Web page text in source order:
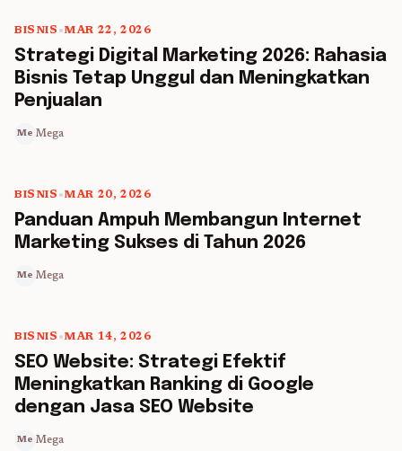
5 min read
BISNIS •MAR 22, 2026
Strategi Digital Marketing 2026: Rahasia
Bisnis Tetap Unggul dan Meningkatkan
Penjualan
Me Mega
5 min read
BISNIS •MAR 20, 2026
Panduan Ampuh Membangun Internet
Marketing Sukses di Tahun 2026
Me Mega
BISNIS •MAR 14, 2026
SEO Website: Strategi Efektif
Meningkatkan Ranking di Google
dengan Jasa SEO Website
Me Mega